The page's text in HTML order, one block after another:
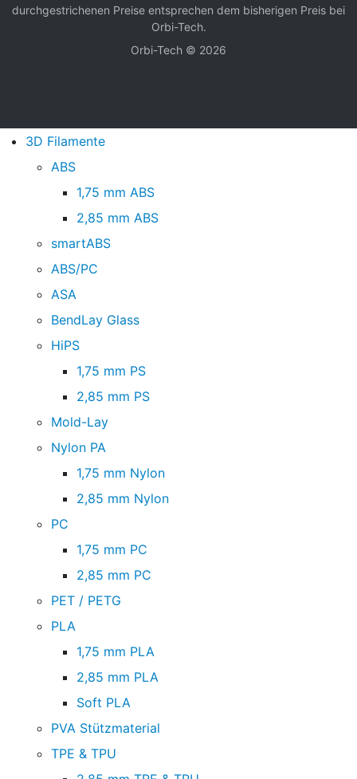
durchgestrichenen Preise entsprechen dem bisherigen Preis bei
Orbi-Tech.
Orbi-Tech © 2026
3D Filamente
ABS
1,75 mm ABS
2,85 mm ABS
smartABS
ABS/PC
ASA
BendLay Glass
HiPS
1,75 mm PS
2,85 mm PS
Mold-Lay
Nylon PA
1,75 mm Nylon
2,85 mm Nylon
PC
1,75 mm PC
2,85 mm PC
PET / PETG
PLA
1,75 mm PLA
2,85 mm PLA
Soft PLA
PVA Stützmaterial
TPE & TPU